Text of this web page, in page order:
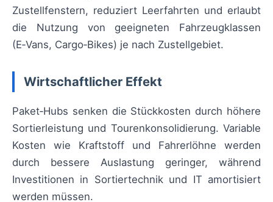
Zustellfenstern, reduziert Leerfahrten und erlaubt
die Nutzung von geeigneten Fahrzeugklassen
(E‑Vans, Cargo‑Bikes) je nach Zustellgebiet.
Wirtschaftlicher Effekt
Paket‑Hubs senken die Stückkosten durch höhere
Sortierleistung und Tourenkonsolidierung. Variable
Kosten wie Kraftstoff und Fahrerlöhne werden
durch bessere Auslastung geringer, während
Investitionen in Sortiertechnik und IT amortisiert
werden müssen.